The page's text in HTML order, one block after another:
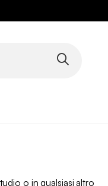
o in qualsiasi altro